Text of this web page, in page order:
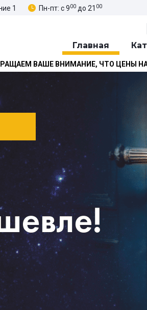
1 Пн-пт: с 900 до 21 00
Главная
ВАШЕ ВНИМАНИЕ, ЧТО ЦЕНЫ